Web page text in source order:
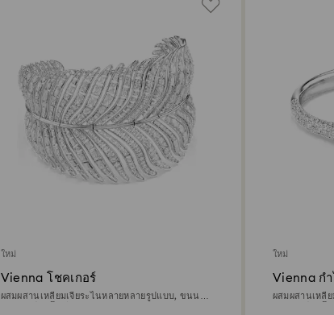
ใหม่
Vienna โชคเกอร์
ผสมผสานเหลี่ยมเจียระไนหลายหลายรูปแบบ, ขนนก,
ใหม่
Vienna กำ
ผสมผสานเหลี่